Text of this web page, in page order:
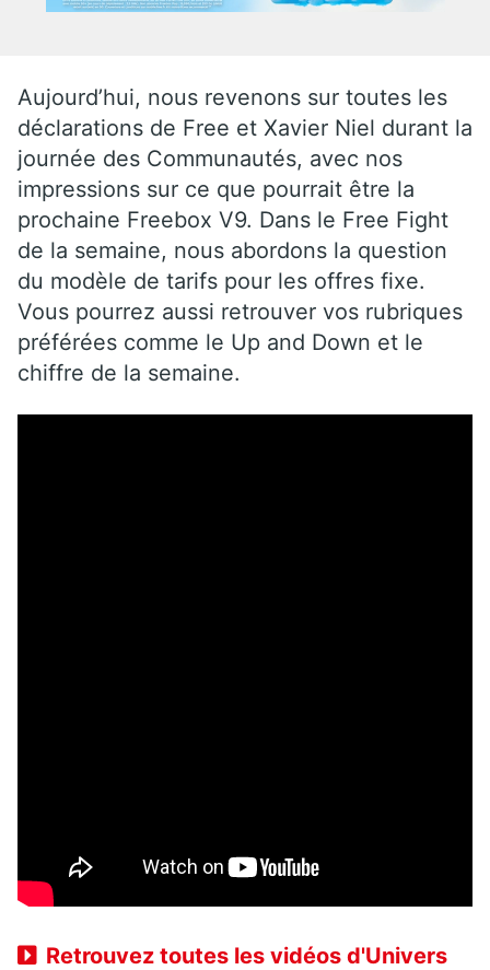
Aujourd’hui, nous revenons sur toutes les
déclarations de Free et Xavier Niel durant la
journée des Communautés, avec nos
impressions sur ce que pourrait être la
prochaine Freebox V9. Dans le Free Fight
de la semaine, nous abordons la question
du modèle de tarifs pour les offres fixe.
Vous pourrez aussi retrouver vos rubriques
préférées comme le Up and Down et le
chiffre de la semaine.
Retrouvez toutes les vidéos d'Univers